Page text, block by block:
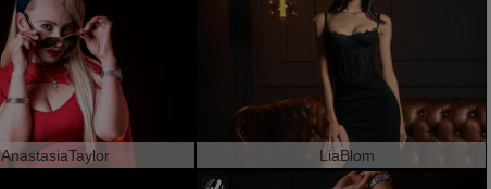
AnastasiaTaylor LiaBlom